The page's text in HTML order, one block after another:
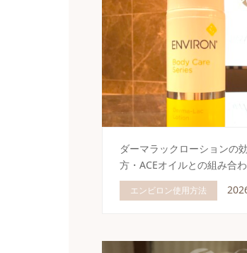
ダーマラックローションの
方・ACEオイルとの組み合
エンビロン使用方法